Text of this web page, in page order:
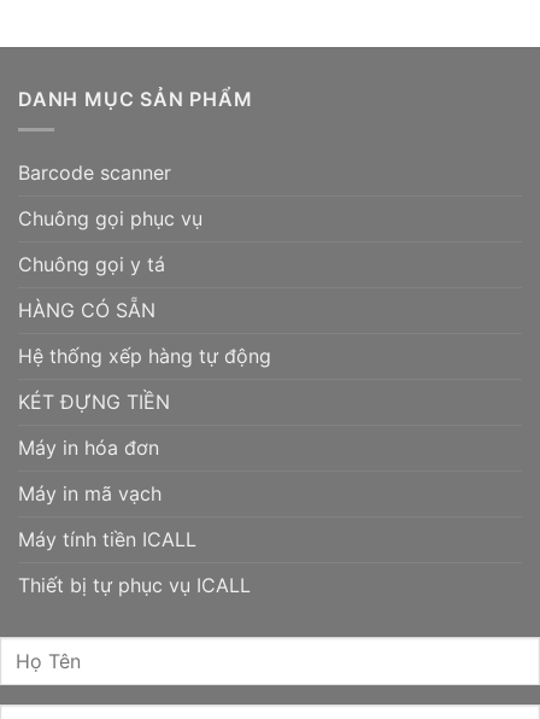
DANH MỤC SẢN PHẨM
Barcode scanner
Chuông gọi phục vụ
Chuông gọi y tá
HÀNG CÓ SẴN
Hệ thống xếp hàng tự động
KÉT ĐỰNG TIỀN
Máy in hóa đơn
Máy in mã vạch
Máy tính tiền ICALL
Thiết bị tự phục vụ ICALL